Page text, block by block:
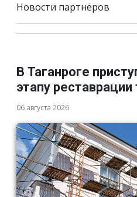
Новости партнёров
В Таганроге
этапу
06 августа 2026